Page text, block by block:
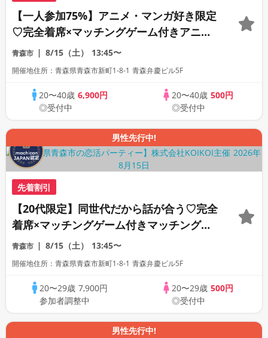
【一人参加75%】アニメ・マンガ好き限定
♡完全着席×マッチングゲーム付きアニメ
コン
青森市 8/15（土） 13:45〜
開催地住所：青森県青森市新町1-8-1 青森弁慶ビル5F
20〜40歳6,900円
◎受付中
20〜40歳 500円
◎受付中
男性先行中!
先着割引
【20代限定】同世代だから話が合う♡完全
着席×マッチングゲーム付きマッチングコ
ン
青森市 8/15（土） 13:45〜
開催地住所：青森県青森市新町1-8-1 青森弁慶ビル5F
20〜29歳 7,900円
参加者調整中
20〜29歳 500円
◎受付中
男性先行中!